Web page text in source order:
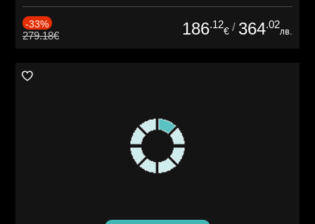
-33%
279.18€ 186.12
€ / 364.02
лв.